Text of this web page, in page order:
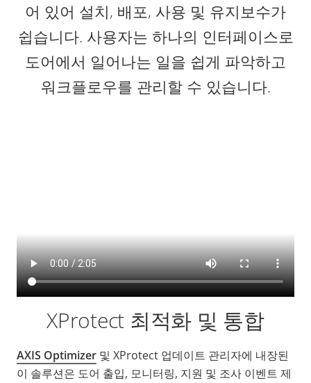
어 있어 설치, 배포, 사용 및 유지보수가
쉽습니다. 사용자는 하나의 인터페이스로
도어에서 일어나는 일을 쉽게 파악하고
워크플로우를 관리할 수 있습니다.
XProtect 최적화 및 통합
AXIS Optimizer 및 XProtect 업데이트 관리자에 내장된
이 솔루션은 도어 출입, 모니터링, 지원 및 조사 이벤트 제